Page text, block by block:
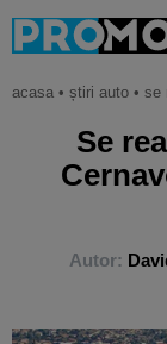
acasa • știri auto • se
Se
Autor: